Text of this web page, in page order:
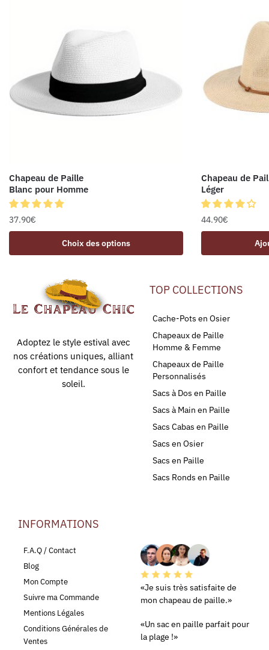
Chapeau de Paille
Blanc pour Homme
37.90€
Choix des options
Chapeau de
Léger
44.90€
Adoptez le style estival avec
nos créations uniques, alliant
confort et tendance sous le
soleil.
TOP COLLECTIONS
Cache-Pots en Osier
Chapeaux de Paille
Homme & Femme
Chapeaux de Paille
Personnalisés
Sacs à Dos en Paille
Sacs à Main en Paille
Sacs Cabas en Paille
Sacs en Osier
Sacs en Paille
Sacs Ronds en Paille
INFORMATIONS
F.A.Q / Contact
Blog
Mon Compte
Suivre ma Commande
Mentions Légales
Conditions Générales de
Ventes
«Je suis très satisfaite de
mon chapeau de paille.»
«Un sac en paille parfait pour
la plage !»